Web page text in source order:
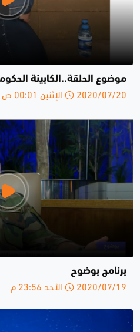
موضوع الحلقة..الكابينة
2020/07/20 الإثنين 00:01 ص
برنامج بوضوح
2020/07/19 الأحد 23:56 م